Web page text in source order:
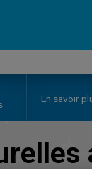
En savoir